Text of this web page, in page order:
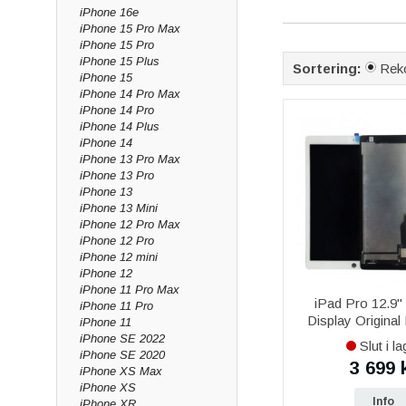
iPhone 16e
iPhone 15 Pro Max
iPhone 15 Pro
iPhone 15 Plus
iPhone 15
iPhone 14 Pro Max
iPhone 14 Pro
iPhone 14 Plus
iPhone 14
iPhone 13 Pro Max
iPhone 13 Pro
iPhone 13
iPhone 13 Mini
iPhone 12 Pro Max
iPhone 12 Pro
iPhone 12 mini
iPhone 12
iPhone 11 Pro Max
iPhone 11 Pro
iPhone 11
iPhone SE 2022
iPhone SE 2020
iPhone XS Max
iPhone XS
Baksida, glas &
Har baksidan
Ett nytt batteri ger
Vi är grossist med
snabb leverans 1–3
Vilka delar finns
Vi lagerför skärm,
Har ni skärm och
Ja, både skärm i
Sortering:
iPad Pro 12.9"
Display Original
Slut i
3 699
Info